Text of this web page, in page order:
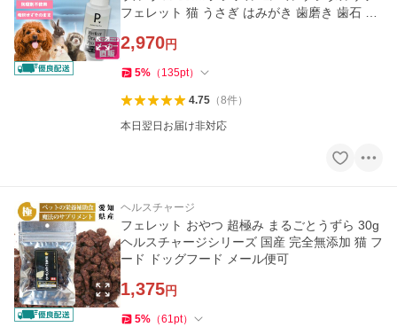
フェレット 猫 うさぎ はみがき 歯磨き 歯石 歯
2,970円
5% （ 135pt）
4.75（8件）
本日翌日お届け非対応
ヘルスチャージ
フェレット おやつ 超極み まるごとうずら 30g
ヘルスチャージシリーズ 国産 完全無添加 猫 フ
ード ドッグフード メール便可
1,375円
5% （61pt）